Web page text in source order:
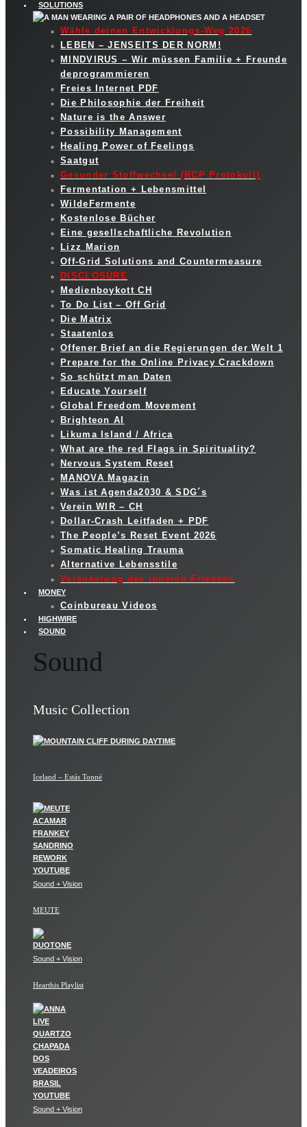
SOLUTIONS
Wähle deinen Entwicklungs-Weg 2026
LEBEN – JENSEITS DER NORM!
MINDVIRUS – Wir müssen Familie + Freunde
deprogrammieren
Freies Internet PDF
Die Philosophie der Freiheit
Nature is the Answer
Possibility Management
Healing Power of Feelings
Saatgut
Gesunder Stoffwechsel (RCP Protokoll)
Fermentation + Lebensmittel
WildeFermente
Kostenlose Bücher
Eine gesellschaftliche Revolution
Lizz Marion
Off-Grid Solutions and Countermeasure
DISCLOSURE
Medienboykott CH
To Do List – Off Grid
Die Matrix
Staatenlos
Offener Brief an die Regierungen der Welt 1
Prepare for the Online Privacy Crackdown
So schützt man Daten
Educate Yourself
Global Freedom Movement
Brighteon AI
Likuma Island / Africa
What are the red Flags in Spirituality?
Nervous System Reset
MANOVA Magazin
Was ist Agenda2030 & SDG´s
Verein WIR – CH
Dollar-Crash Leitfaden + PDF
The People’s Reset Event 2026
Somatic Healing Trauma
Alternative Lebensstile
Verankerung des inneren Friedens
MONEY
Coinbureau Videos
HIGHWIRE
SOUND
Sound
Music Collection
Iceland – Estás Tonné
Sound + Vision
MEUTE
Sound + Vision
Hearthis Playlist
Sound + Vision